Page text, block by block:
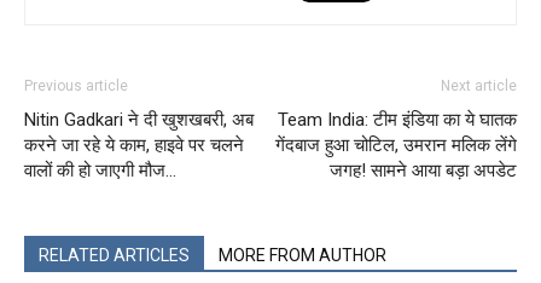
Previous article
Nitin Gadkari ने दी खुशखबरी, अब
करने जा रहे ये काम, हाइवे पर चलने
वालों की हो जाएगी मौज…
Next article
Team India: टीम इंडिया का ये घातक
गेंदबाज हुआ चोटिल, उमरान मलिक लेंगे
जगह! सामने आया बड़ा अपडेट
RELATED ARTICLES MORE FROM AUTHOR